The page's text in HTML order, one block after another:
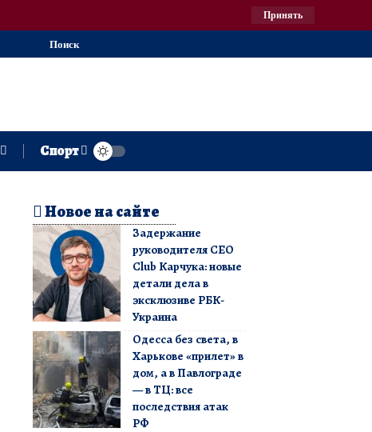
Принять
Поиск
Спорт
Новое на сайте
Задержание
руководителя CEO
Club Карчука: новые
детали дела в
эксклюзиве РБК-
Украина
Одесса без света, в
Харькове «прилет» в
дом, а в Павлограде
— в ТЦ: все
последствия атак
РФ